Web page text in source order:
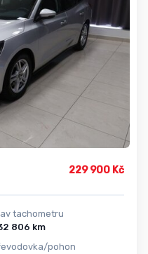
229 900 Kč
tachometru
232 806 km
pohon